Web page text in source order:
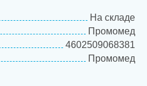
На складе
Промомед
4602509068381
Промомед